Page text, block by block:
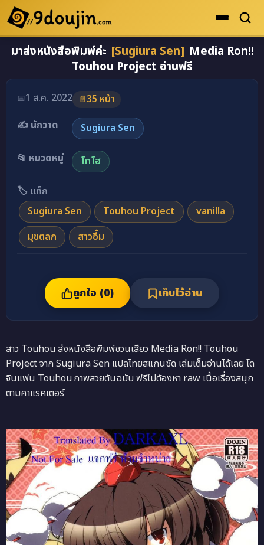
ดูเยอะสุด
คะแนนเยอะสุด
ระดับตำนาน
ยอดนิยม
มาส่งหนังสือพิมพ์ค่ะ [Sugiura Sen] Media Ron!!
Touhou Project อ่านฟรี
อ่านโดจินภาพสี มาส่งหนังสือพิมพ์ค่ะ [Sugiura Sen]
📅1 ส.ค. 2022 📄35 หน้า
✍️ นักวาด
Sugiura Sen
📂 หมวดหมู่ โทโฮ
🏷️ แท็ก
Sugiura Sen
Touhou Project
vanilla
มุขตลก
สาวอึ๋ม
ถูกใจ (0) เก็บไว้อ่าน
สาว Touhou ส่งหนังสือพิมพ์ชวนเสียว Media Ron!! Touhou
Project จาก Sugiura Sen แปลไทยสแกนชัด เล่มเต็มอ่านได้เลย โด
จินแฟน Touhou ภาพสวยต้นฉบับ ฟรีไม่ต้องหา raw เนื้อเรื่องสนุก
ตามคาแรคเตอร์